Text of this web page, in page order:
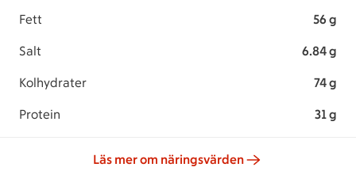
Fett 56 g
Salt 6.84 g
Kolhydrater 74 g
Protein 31 g
Läs mer om näringsvärden